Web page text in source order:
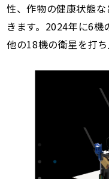
性、作物の健康状態
きます。2024年に6機
他の18機の衛星を打ち